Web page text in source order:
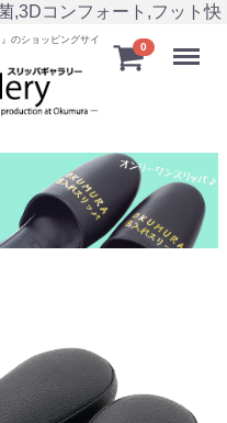
,3Dコンフォート,フット快
のショッピングサイ
0 Menu